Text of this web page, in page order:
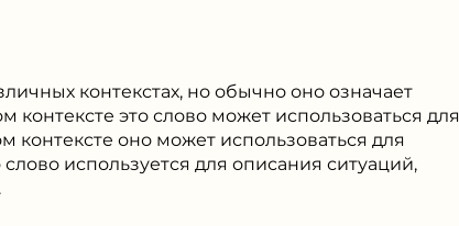
контекстах, но обычно оно означает
это слово может использоваться для
оно может использоваться для
используется для описания ситуаций,